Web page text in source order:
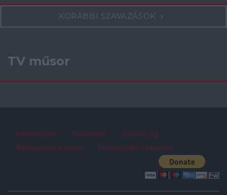
KORÁBBI SZAVAZÁSOK
TV műsor
Impresszum Kapcsolat
Szerzői jog
Adatvédelmi irányelv
Felhasználói feltételek